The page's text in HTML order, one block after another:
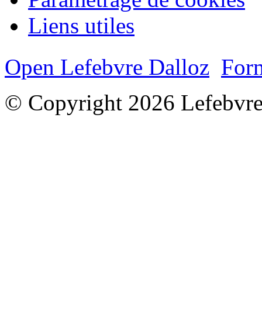
Liens utiles
Open Lefebvre Dalloz
© Copyright 2026